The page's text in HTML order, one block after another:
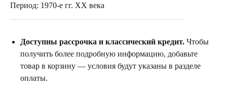
Период: 1970-е гг. XX века
......................................................................................
Доступны рассрочка и классический кредит. Чтобы
получить более подробную информацию, добавьте
товар в корзину — условия будут указаны в разделе
оплаты.